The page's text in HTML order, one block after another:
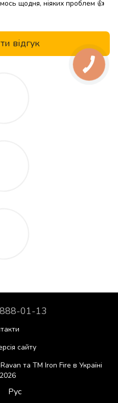
щодня, ніяких проблем 👍
відгук
01-13
сайту
та ТМ Iron Fire в Україні
Рус